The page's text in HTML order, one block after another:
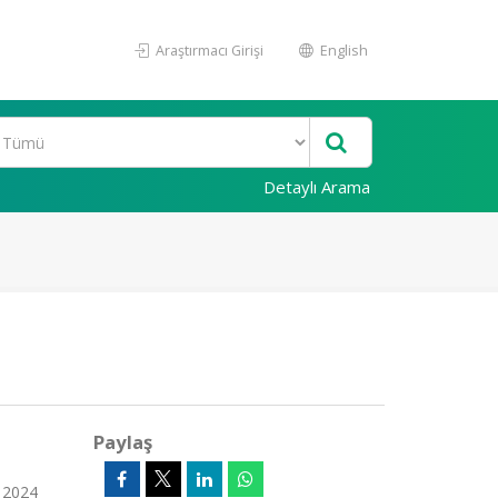
Araştırmacı Girişi English
Detaylı Arama
2024
Paylaş